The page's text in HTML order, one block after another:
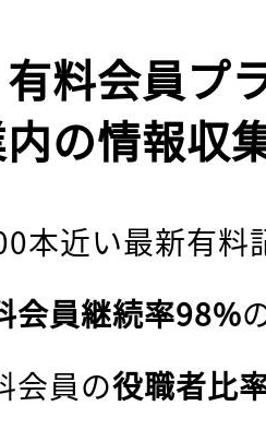
有料会員プ
の情報収
本近い最新有料
会員継続率98%
会員の役職者比